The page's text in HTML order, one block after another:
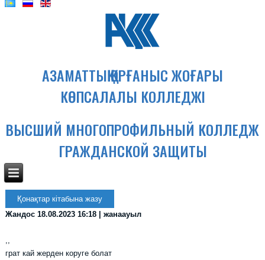
АЗАМАТТЫҚ ҚОРҒАНЫС ЖОҒАРЫ
КӨПСАЛАЛЫ КОЛЛЕДЖІ
ВЫСШИЙ МНОГОПРОФИЛЬНЫЙ КОЛЛЕДЖ
ГРАЖДАНСКОЙ ЗАЩИТЫ
Қонақтар кітабына жазу
Жандос 18.08.2023 16:18 | жанаауыл
,,
грат кай жерден коруге болат